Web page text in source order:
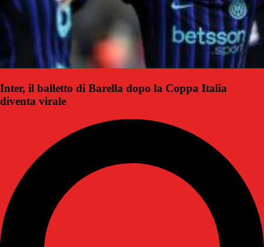
Inter, il balletto di Barella dopo la Coppa Italia
diventa virale